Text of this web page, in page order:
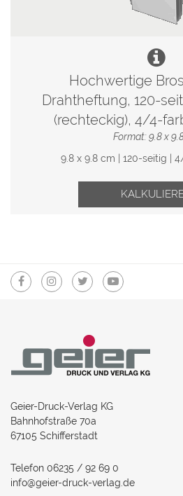
Hochwertige
Drahtheftung, 120-
(rechteckig), 4/4-
Format: 9.8 x
9.8 x 9.8 cm | 120-seitig |
Geier-Druck-Verlag KG
Bahnhofstraße 70a
67105 Schifferstadt
Telefon 06235 / 92 69 0
info@geier-druck-verlag.de